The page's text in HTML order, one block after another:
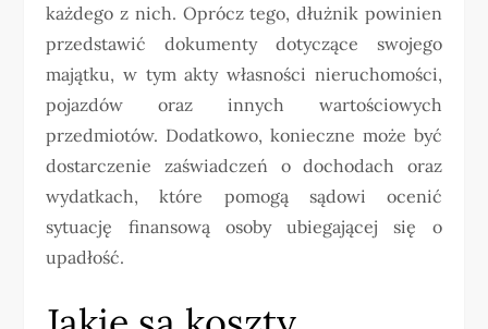
każdego z nich. Oprócz tego, dłużnik powinien
przedstawić dokumenty dotyczące swojego
majątku, w tym akty własności nieruchomości,
pojazdów oraz innych wartościowych
przedmiotów. Dodatkowo, konieczne może być
dostarczenie zaświadczeń o dochodach oraz
wydatkach, które pomogą sądowi ocenić
sytuację finansową osoby ubiegającej się o
upadłość.